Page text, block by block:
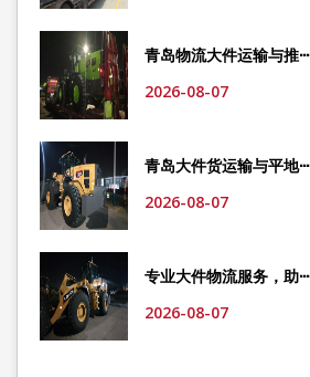
青岛物流大件运输与推···
2026-08-07
青岛大件货运输与平地···
2026-08-07
专业大件物流服务，助···
2026-08-07